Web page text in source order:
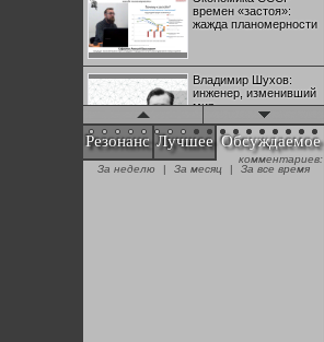
времен «застоя»:
жажда планомерности
Владимир Шухов:
инженер, изменивший
мир
"Аркадий Коц" на
эгалите-фесте "Не
Резонанс Лучшее Обсуждаемое
комментариев:
За неделю
| За месяц | За все время